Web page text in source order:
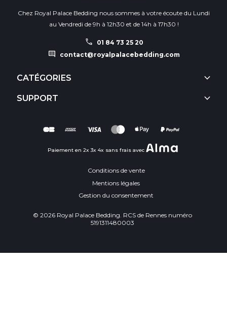
Chez Royal Palace Bedding nous sommes à votre écoute du Lundi
au Vendredi de 9h à 12h30 et de 14h à 17h30 !
call 01 84 73 25 20
comment contact@royalpalacebedding.com
CATÉGORIES keyboard_arrow_down
SUPPORT keyboard_arrow_down
Paiement en 2x 3x 4x sans frais avec
© 2026 Royal Palace Bedding. RCS de Rennes numéro
5191311480003
Conditions de vente
Mentions légales
Gestion du consentement